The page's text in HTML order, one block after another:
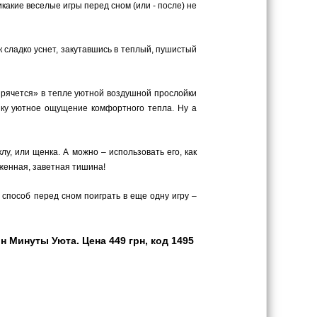
веселые игры перед сном (или - после) не
уснет, закутавшись в теплый, пушистый
в тепле уютной воздушной прослойки
уютное ощущение комфортного тепла. Ну а
или щенка. А можно – использовать его, как
заветная тишина!
перед сном поиграть в еще одну игру –
Уюта. Цена 449 грн, код 1495